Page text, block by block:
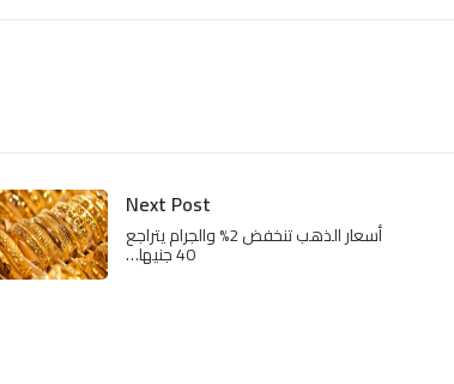
Next Post
أسعار الذهب تنخفض 2% والجرام يتراجع
40 جنيها…